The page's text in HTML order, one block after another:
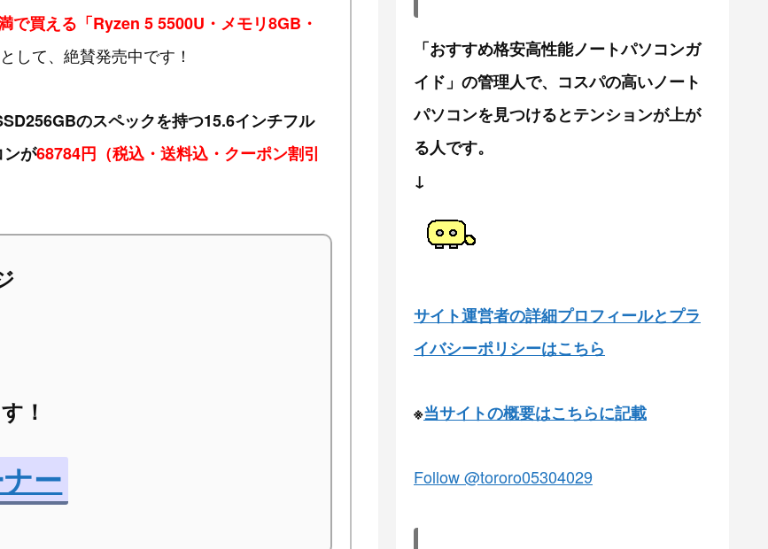
で買える「Ryzen 5 5500U・メモリ8GB・
として、絶賛発売中です！
のスペックを持つ15.6インチフル
が68784円（税込・送料込・クーポン割引
！
ー
「おすすめ格安高性能ノートパソコンガ
イド」の管理人で、コスパの高いノート
パソコンを見つけるとテンションが上が
る人です。
↓
サイト運営者の詳細プロフィールとプラ
イバシーポリシーはこちら
※当サイトの概要はこちらに記載